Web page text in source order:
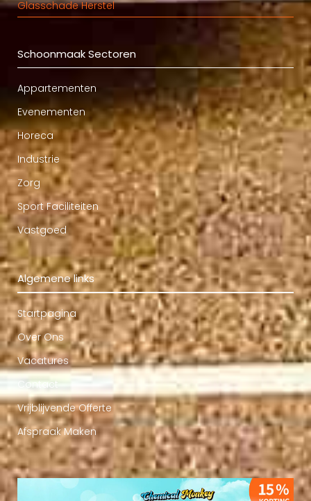
Glasschade Herstel
Schoonmaak Sectoren
Appartementen
Evenementen
Horeca
Industrie
Zorg
Sport Faciliteiten
Vastgoed
Algemene links
Startpagina
Over Ons
Vacatures
Contact
Vrijblijvende Offerte
Afspraak Maken